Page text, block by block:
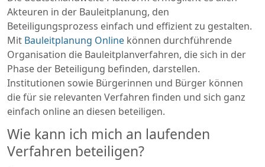
Akteuren in der Bauleitplanung, den
Beteiligungsprozess einfach und effizient zu gestalten.
Mit Bauleitplanung Online können durchführende
Organisation die Bauleitplanverfahren, die sich in der
Phase der Beteiligung befinden, darstellen.
Institutionen sowie Bürgerinnen und Bürger können
die für sie relevanten Verfahren finden und sich ganz
einfach online an diesen beteiligen.
Wie kann ich mich an laufenden
Verfahren beteiligen?